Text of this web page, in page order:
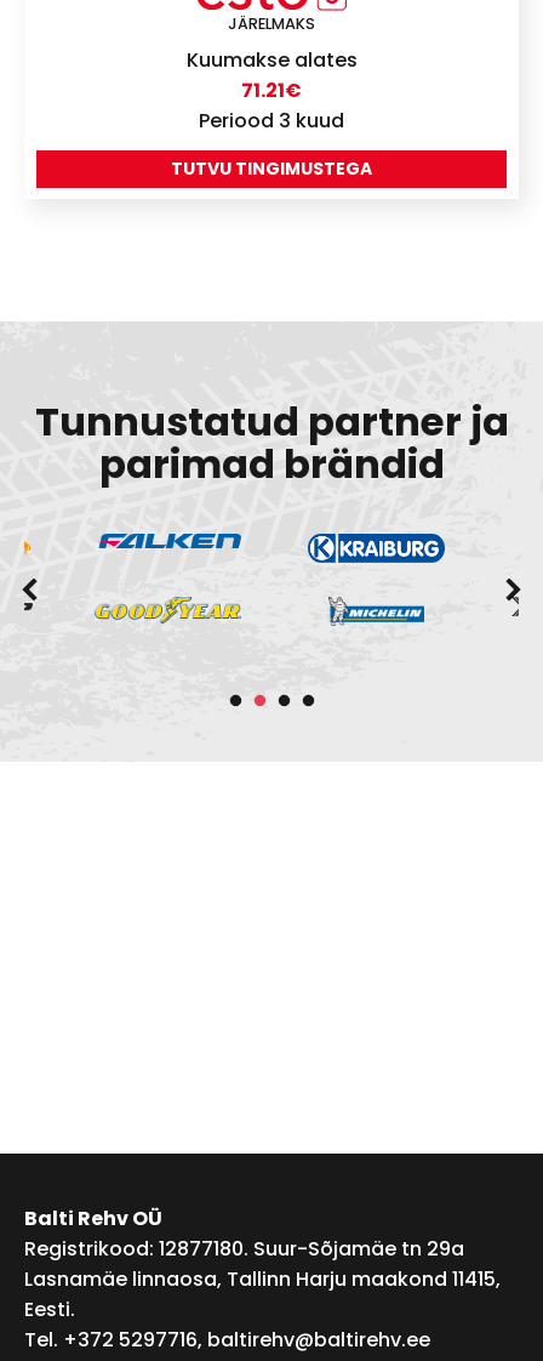
JÄRELMAKS
Kuumakse alates
71.21€
Periood 3 kuud
TUTVU TINGIMUSTEGA
Tunnustatud partner ja
parimad brändid
Balti Rehv OÜ
Registrikood: 12877180. Suur-Sõjamäe tn 29a
Lasnamäe linnaosa, Tallinn Harju maakond 11415,
Eesti.
Tel. +372 5297716, baltirehv@baltirehv.ee